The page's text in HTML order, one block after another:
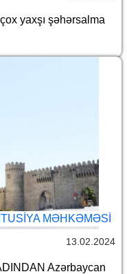
yaxşı şəhərsalma
MƏHKƏMƏSI
13.02.2024
Azərbaycan